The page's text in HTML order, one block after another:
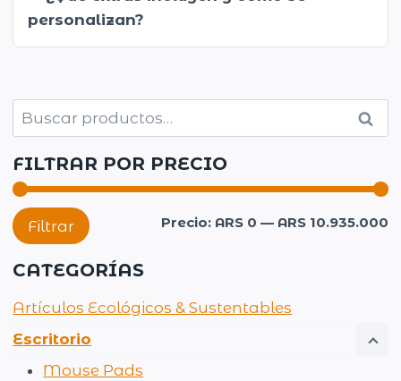
personalizan?
Buscar
por:
FILTRAR POR PRECIO
Filtrar Precio: ARS 0 — ARS 10.935.000
CATEGORÍAS
Artículos Ecológicos & Sustentables
Escritorio
Mouse Pads